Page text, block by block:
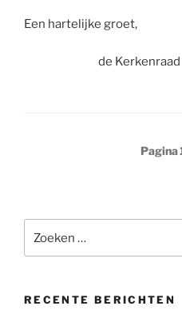
Een hartelijke groet,
de Kerkenraad
Pagina
naar:
RECENTE BERICHTEN